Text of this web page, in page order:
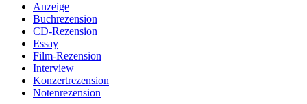
Anzeige
Buchrezension
CD-Rezension
Essay
Film-Rezension
Interview
Konzertrezension
Notenrezension